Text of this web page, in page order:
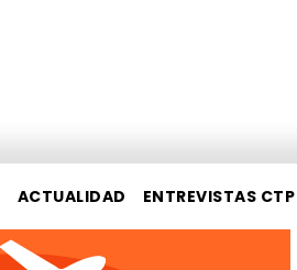
ACTUALIDAD ENTREVISTAS CTP